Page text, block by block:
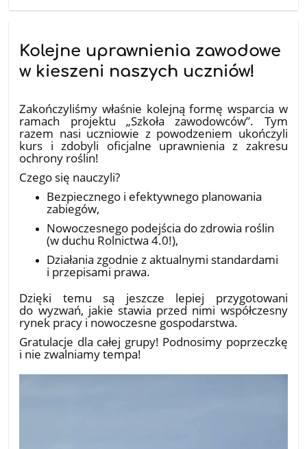
Kolejne uprawnienia zawodowe
w kieszeni naszych uczniów!
Zakończyliśmy właśnie kolejną formę wsparcia w
ramach projektu „Szkoła zawodowców”. Tym
razem nasi uczniowie z powodzeniem ukończyli
kurs i zdobyli oficjalne uprawnienia z zakresu
ochrony roślin!
​Czego się nauczyli?
Bezpiecznego i efektywnego planowania
zabiegów,
Nowoczesnego podejścia do zdrowia roślin
(w duchu Rolnictwa 4.0!),
Działania zgodnie z aktualnymi standardami
i przepisami prawa.
​Dzięki temu są jeszcze lepiej przygotowani
do wyzwań, jakie stawia przed nimi współczesny
rynek pracy i nowoczesne gospodarstwa.
​Gratulacje dla całej grupy! Podnosimy poprzeczkę
i nie zwalniamy tempa!